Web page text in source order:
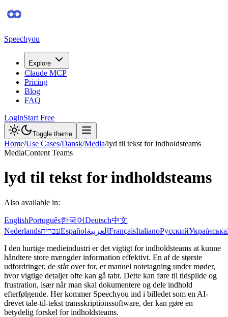
Speechyou
Explore
Claude MCP
Pricing
Blog
FAQ
LoginStart Free
Toggle theme
Home/Use Cases/Dansk/Media/lyd til tekst for indholdsteams
MediaContent Teams
lyd til tekst for indholdsteams
Also available in:
EnglishPortuguês한국어Deutsch中文
NederlandsעבריתEspañolالعربية FrançaisItalianoРусскийУкраїнська
I den hurtige medieindustri er det vigtigt for indholdsteams at kunne
håndtere store mængder information effektivt. En af de største
udfordringer, de står over for, er manuel notetagning under møder,
hvor vigtige detaljer ofte kan gå tabt. Dette kan føre til tidspilde og
frustration, især når man skal dokumentere og dele indhold
efterfølgende. Her kommer Speechyou ind i billedet som en AI-
drevet tale-til-tekst transskriptionssoftware, der kan gøre en
betydelig forskel for indholdsteams.